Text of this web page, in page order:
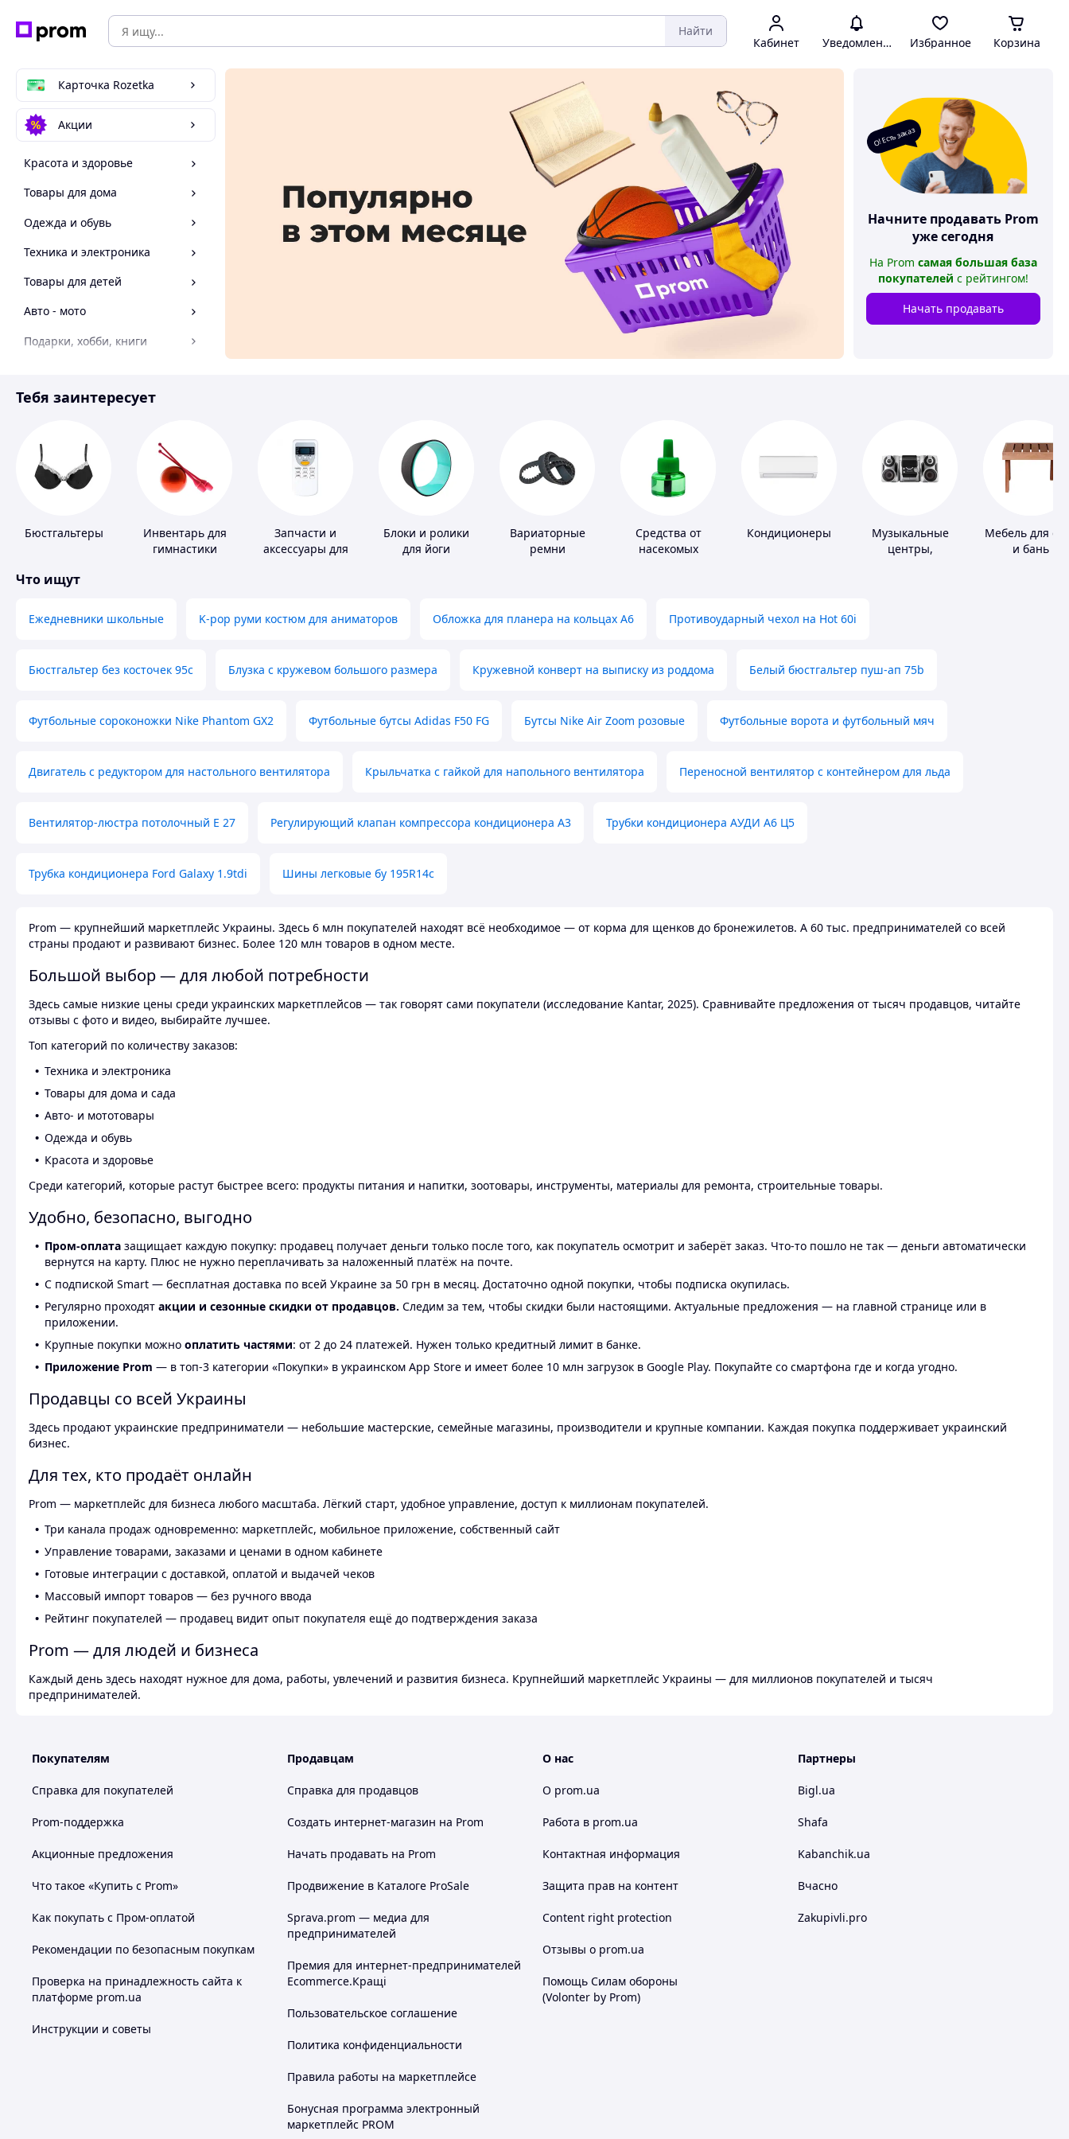
Найти
Кабинет Уведомления Избранное Корзина
Карточка Rozetka
Акции
Красота и здоровье
Товары для дома
Одежда и обувь
Техника и электроника
Товары для детей
Авто - мото
Подарки, хобби, книги
Материалы для ремонта
О! Есть заказ
Начните продавать Prom
уже сегодня
На Prom самая большая база
покупателей с рейтингом!
Начать продавать
Тебя заинтересует
Бюстгальтеры
Инвентарь для
гимнастики
Запчасти и
аксессуары для
Блоки и ролики
для йоги
Вариаторные
ремни
Средства от
насекомых
Кондиционеры
Музыкальные
центры,
Мебель для
и бань
Что ищут
Ежедневники школьные K-pop руми костюм для аниматоров Обложка для планера на кольцах А6 Противоударный чехол на Hot 60i
Бюстгальтер без косточек 95с Блузка с кружевом большого размера Кружевной конверт на выписку из роддома Белый бюстгальтер пуш-ап 75b
Футбольные сороконожки Nike Phantom GX2 Футбольные бутсы Adidas F50 FG Бутсы Nike Air Zoom розовые Футбольные ворота и футбольный мяч
Двигатель с редуктором для настольного вентилятора Крыльчатка с гайкой для напольного вентилятора Переносной вентилятор с контейнером для льда
Вентилятор-люстра потолочный E 27 Регулирующий клапан компрессора кондиционера А3 Трубки кондиционера АУДИ А6 Ц5
Трубка кондиционера Ford Galaxy 1.9tdi Шины легковые бу 195R14c
Prom — крупнейший маркетплейс Украины. Здесь 6 млн покупателей находят всё необходимое — от корма для щенков до бронежилетов. А 60 тыс. предпринимателей со всей
страны продают и развивают бизнес. Более 120 млн товаров в одном месте.
Большой выбор — для любой потребности
Здесь самые низкие цены среди украинских маркетплейсов — так говорят сами покупатели (исследование Kantar, 2025). Сравнивайте предложения от тысяч продавцов, читайте
отзывы с фото и видео, выбирайте лучшее.
Топ категорий по количеству заказов:
Техника и электроника
Товары для дома и сада
Авто- и мототовары
Одежда и обувь
Красота и здоровье
Среди категорий, которые растут быстрее всего: продукты питания и напитки, зоотовары, инструменты, материалы для ремонта, строительные товары.
Удобно, безопасно, выгодно
Пром-оплата защищает каждую покупку: продавец получает деньги только после того, как покупатель осмотрит и заберёт заказ. Что-то пошло не так — деньги автоматически
вернутся на карту. Плюс не нужно переплачивать за наложенный платёж на почте.
С подпиской Smart — бесплатная доставка по всей Украине за 50 грн в месяц. Достаточно одной покупки, чтобы подписка окупилась.
Регулярно проходят акции и сезонные скидки от продавцов. Следим за тем, чтобы скидки были настоящими. Актуальные предложения — на главной странице или в
приложении.
Крупные покупки можно оплатить частями: от 2 до 24 платежей. Нужен только кредитный лимит в банке.
Приложение Prom — в топ-3 категории «Покупки» в украинском App Store и имеет более 10 млн загрузок в Google Play. Покупайте со смартфона где и когда угодно.
Продавцы со всей Украины
Здесь продают украинские предприниматели — небольшие мастерские, семейные магазины, производители и крупные компании. Каждая покупка поддерживает украинский
бизнес.
Для тех, кто продаёт онлайн
Prom — маркетплейс для бизнеса любого масштаба. Лёгкий старт, удобное управление, доступ к миллионам покупателей.
Три канала продаж одновременно: маркетплейс, мобильное приложение, собственный сайт
Управление товарами, заказами и ценами в одном кабинете
Готовые интеграции с доставкой, оплатой и выдачей чеков
Массовый импорт товаров — без ручного ввода
Рейтинг покупателей — продавец видит опыт покупателя ещё до подтверждения заказа
Prom — для людей и бизнеса
Каждый день здесь находят нужное для дома, работы, увлечений и развития бизнеса. Крупнейший маркетплейс Украины — для миллионов покупателей и тысяч
предпринимателей.
Покупателям
Справка для покупателей
Prom-поддержка
Акционные предложения
Что такое «Купить с Prom»
Как покупать с Пром-оплатой
Рекомендации по безопасным покупкам
Проверка на принадлежность сайта к
платформе prom.ua
Инструкции и советы
Продавцам
Справка для продавцов
Создать интернет-магазин на Prom
Начать продавать на Prom
Продвижение в Каталоге ProSale
Sprava.prom — медиа для
предпринимателей
Премия для интернет-предпринимателей
Ecommerce.Кращі
Пользовательское соглашение
Политика конфиденциальности
Правила работы на маркетплейсе
Бонусная программа электронный
маркетплейс PROM
О нас
О prom.ua
Работа в prom.ua
Контактная информация
Защита прав на контент
Content right protection
Отзывы о prom.ua
Помощь Силам обороны
(Volonter by Prom)
Партнеры
Bigl.ua
Shafa
Kabanchik.ua
Вчасно
Zakupivli.pro